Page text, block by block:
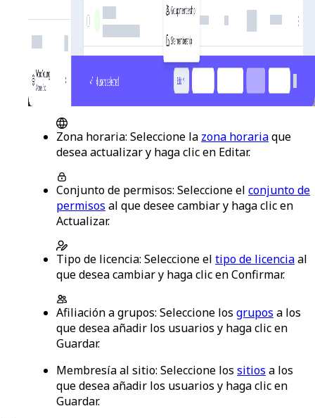
Zona horaria: Seleccione la zona horariaque
desea actualizar y haga clic en Editar.
Conjunto de permisos: Seleccione el conjunto de
permisos al que desee cambiar y haga clic en
Actualizar.
Tipo de licencia: Seleccione el tipo de licenciaal
que desea cambiar y haga clic enConfirmar.
Afiliación a grupos: Seleccione los grupos a los
que desea añadir los usuarios y haga clic en
Guardar.
Membresía al sitio: Seleccione los sitios a los
que desea añadir los usuarios y haga clic en
Guardar.